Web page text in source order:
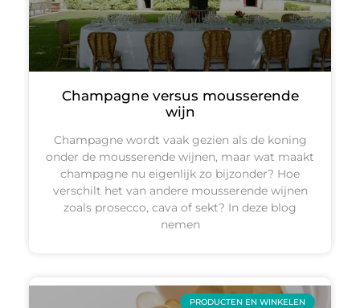
Champagne versus mousserende
wijn
Champagne wordt vaak gezien als de koning
onder de mousserende wijnen, maar wat maakt
champagne nu eigenlijk zo bijzonder? Hoe
verschilt het van andere mousserende wijnen
zoals prosecco, cava of sekt? In deze blog
nemen
PRODUCTEN EN WINKELEN